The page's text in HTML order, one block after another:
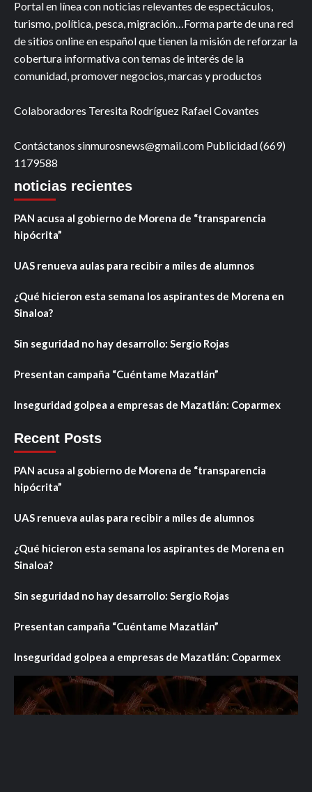
Portal en línea con noticias relevantes de espectáculos,
turismo, política, pesca, migración…Forma parte de una red
de sitios online en español que tienen la misión de reforzar la
cobertura informativa con temas de interés de la
comunidad, promover negocios, marcas y productos
Colaboradores Teresita Rodríguez Rafael Covantes
Contáctanos sinmurosnews@gmail.com Publicidad (669)
1179588
noticias recientes
PAN acusa al gobierno de Morena de “transparencia
hipócrita”
UAS renueva aulas para recibir a miles de alumnos
¿Qué hicieron esta semana los aspirantes de Morena en
Sinaloa?
Sin seguridad no hay desarrollo: Sergio Rojas
Presentan campaña “Cuéntame Mazatlán”
Inseguridad golpea a empresas de Mazatlán: Coparmex
Recent Posts
PAN acusa al gobierno de Morena de “transparencia
hipócrita”
UAS renueva aulas para recibir a miles de alumnos
¿Qué hicieron esta semana los aspirantes de Morena en
Sinaloa?
Sin seguridad no hay desarrollo: Sergio Rojas
Presentan campaña “Cuéntame Mazatlán”
Inseguridad golpea a empresas de Mazatlán: Coparmex